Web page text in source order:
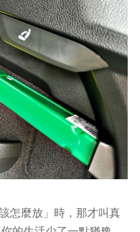
怎麼放」時，那才叫真